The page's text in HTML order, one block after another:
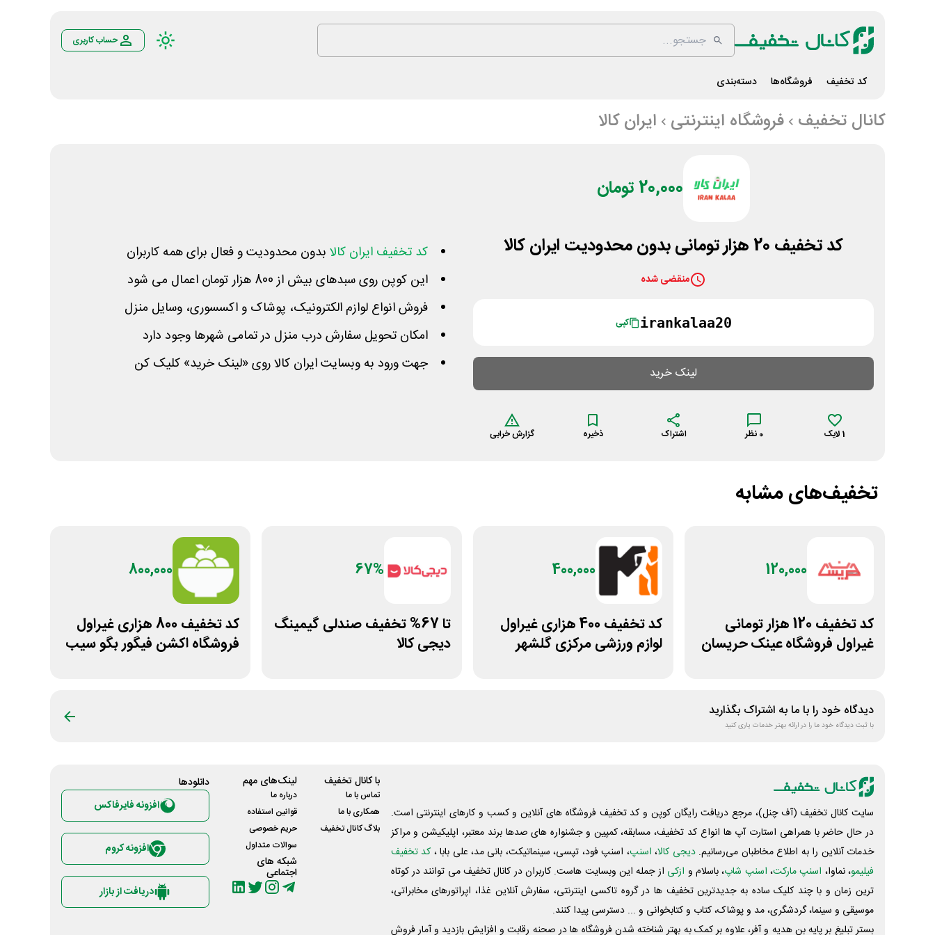
حساب کاربری
کد تخفیف فروشگاه‌ها دسته‌بندی
کانال تخفیف فروشگاه اینترنتی ایران کالا
20,000 تومان
کد تخفیف 20 هزار تومانی بدون محدودیت ایران کالا
منقضی شده
irankalaa20 کپی
لینک خرید
1 لایک 0 نظر اشتراک ذخیره گزارش خرابی
کد تخفیف ایران کالا بدون محدودیت و فعال برای همه کاربران
این کوپن روی سبدهای بیش از 800 هزار تومان اعمال می شود
فروش انواع لوازم الکترونیک، پوشاک و اکسسوری، وسایل منزل
امکان تحویل سفارش درب منزل در تمامی شهرها وجود دارد
جهت ورود به وبسایت ایران کالا روی «لینک خرید» کلیک کن
تخفیف‌های مشابه
120,000
کد تخفیف 120 هزار تومانی
غیراول فروشگاه عینک حریسان
400,000
کد تخفیف 400 هزاری غیراول
لوازم ورزشی مرکزی گلشهر
67%
تا 67% تخفیف صندلی گیمینگ
دیجی کالا
800,000
کد تخفیف 800 هزاری غیراول
فروشگاه اکشن فیگور بگو سیب
دیدگاه خود را با ما به اشتراک بگذارید
با ثبت دیدگاه خود ما را در ارائه بهتر خدمات یاری کنید
سایت کانال تخفیف (آف چنل)، مرجع دریافت رایگان کوپن و کد تخفیف فروشگاه های آنلاین و کسب و‌ کارهای اینترنتی است.
در حال حاضر با همراهی استارت آپ ها انواع کد تخفیف، مسابقه، کمپین و جشنواره های صدها برند معتبر، اپلیکیشن و مراکز
خدمات آنلاین را به اطلاع مخاطبان می‌رسانیم. دیجی کالا، اسنپ، اسنپ فود، تپسی، سینماتیکت، بانی مد، علی‌ بابا ، کد تخفیف
فیلیمو، نماوا، اسنپ مارکت، اسنپ شاپ، باسلام و ازکی از جمله این وبسایت ‌هاست. کاربران در کانال تخفیف می توانند در کوتاه
ترین زمان و با چند کلیک ساده به جدیدترین تخفیف ها در گروه تاکسی اینترنتی، سفارش آنلاین غذا، اپراتورهای مخابراتی،
موسیقی و سینما، گردشگری، مد و پوشاک، کتاب و کتابخوانی و ... دسترسی پیدا کنند.
بستر تبلیغ بر پایه بن هدیه و آفر، علاوه بر کمک به بهتر شناخته شدن فروشگاه ها در صحنه رقابت و افزایش بازدید و آمار فروش
با کانال تخفیف
تماس با ما
همکاری با ما
بلاگ کانال تخفیف
لینک‌های مهم
درباره ما
قوانین استفاده
حریم خصوصی
سوالات متداول
شبکه های
اجتماعی
دانلود‌ها
افزونه فایرفاکس
افزونه کروم
دریافت از بازار